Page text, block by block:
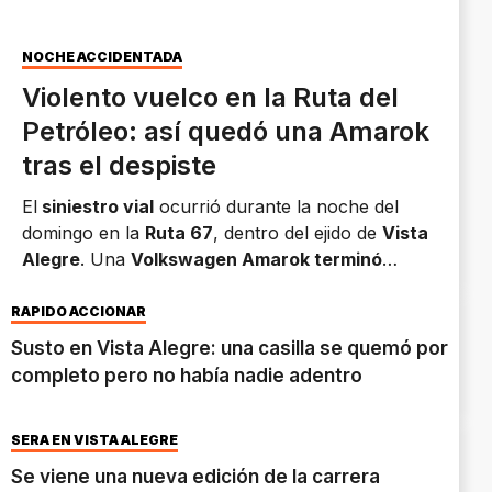
NOCHE ACCIDENTADA
Violento vuelco en la Ruta del
Petróleo: así quedó una Amarok
tras el despiste
El siniestro vial ocurrió durante la noche del
domingo en la Ruta 67, dentro del ejido de Vista
Alegre. Una Volkswagen Amarok terminó
de la calzada. Las primeras informaciones indican
que no hubo personas heridas de gravedad.
RÁPIDO ACCIONAR
Susto en Vista Alegre: una casilla se quemó por
completo pero no había nadie adentro
SERÁ EN VISTA ALEGRE
Se viene una nueva edición de la carrera